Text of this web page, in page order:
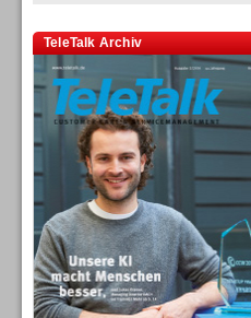
TeleTalk Archiv
Inbound